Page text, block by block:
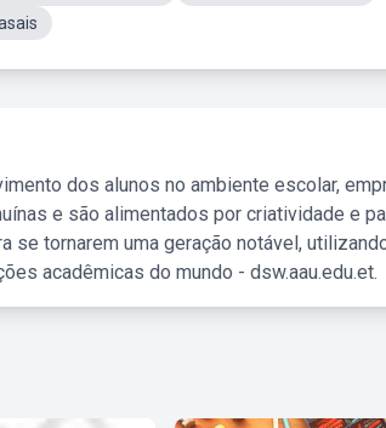
dos alunos no ambiente escolar,
e são alimentados por criatividade e
se tornarem uma geração notável,
acadêmicas do mundo - dsw.aau.edu.et.